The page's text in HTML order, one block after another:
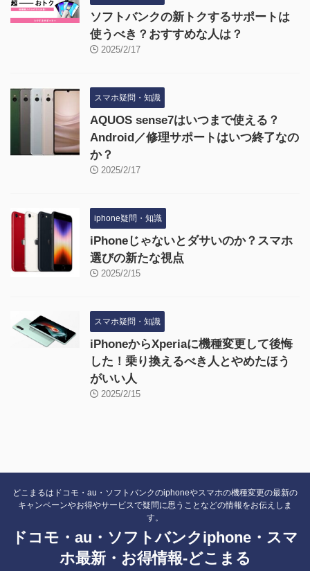
ソフトバンクの新トクするサポートは
使うべき？おすすめな人は？
2025/2/17
スマホ疑問・知識
AQUOS sense7はいつまで使える？
Android／修理サポートはいつ終了なの
か？
2025/2/17
iphone疑問・知識
iPhoneじゃないとダサいのか？スマホ
選びの新たな視点
2025/2/15
スマホ疑問・知識
iPhoneからXperiaに機種変更して後悔
した！乗り換えるべき人とやめたほう
がいい人
2025/2/15
どこまるはドコモ・au・ソフトバンクのiphoneやスマホの機種変更の最新の
キャンペーンやお得やサービスで疑問に思うことなどの情報をお伝えしま
す。
ドコモ・au・ソフトバンクiphone・スマ
ホ最新・お得情報-どこまる